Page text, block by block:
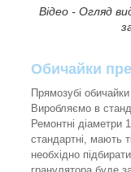
Відео - Огляд
Обичайки
Прямозубі
Виробляємо в
Ремонтні
стандартні, мають
необхідно